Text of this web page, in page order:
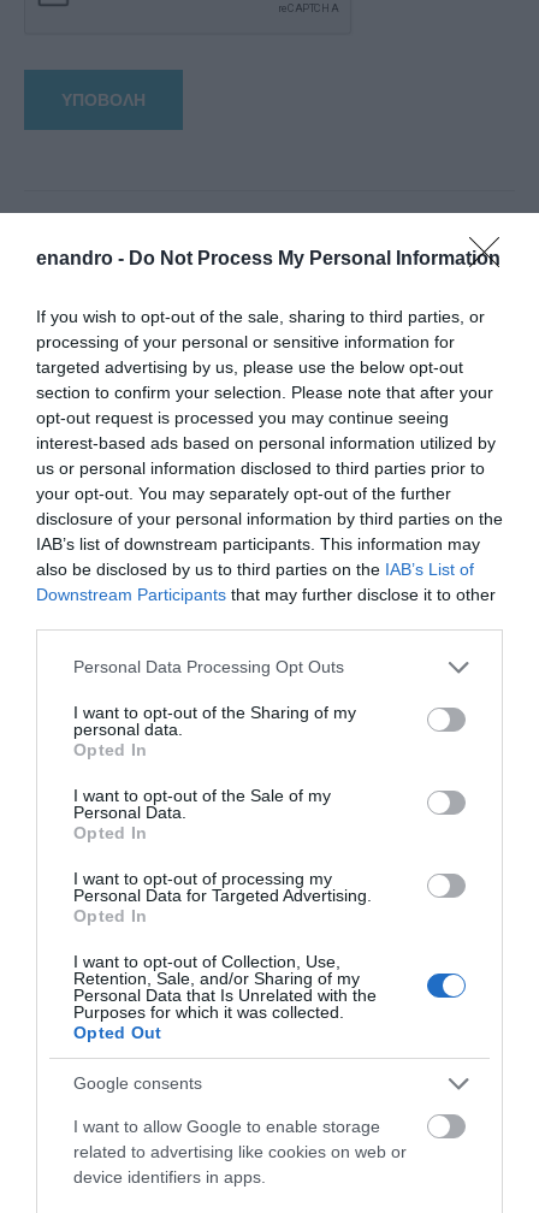
enandro - Do Not Process My Personal Information
If you wish to opt-out of the sale, sharing to third parties, or
processing of your personal or sensitive information for
targeted advertising by us, please use the below opt-out
section to confirm your selection. Please note that after your
opt-out request is processed you may continue seeing
interest-based ads based on personal information utilized by
us or personal information disclosed to third parties prior to
your opt-out. You may separately opt-out of the further
disclosure of your personal information by third parties on the
IAB’s list of downstream participants. This information may
also be disclosed by us to third parties on the IAB’s List of
Downstream Participants that may further disclose it to other
Please note that this website/app uses one or more Google
not limited to your visit or usage behaviour. You may click to
grant or deny consent to Google and its third-party tags to
use your data for below specified purposes in below Google
consent section.
Personal Data Processing Opt Outs
I want to opt-out of the Sharing of my
personal data.
Opted In
I want to opt-out of the Sale of my
Personal Data.
Opted In
I want to opt-out of processing my
Personal Data for Targeted Advertising.
Opted In
I want to opt-out of Collection, Use,
Retention, Sale, and/or Sharing of my
Personal Data that Is Unrelated with the
Purposes for which it was collected.
Opted Out
Google consents
I want to allow Google to enable storage
related to advertising like cookies on web or
device identifiers in apps.